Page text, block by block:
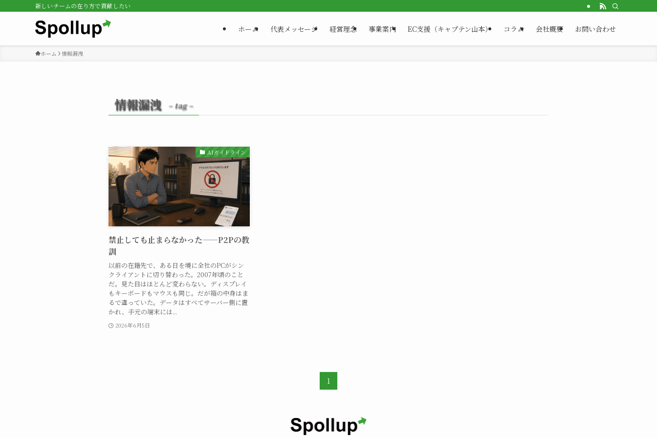
新しいチームの在り方で貢献したい
ホーム 代表メッセージ 経営理念 事業案内 EC支援（キャプテン山本） コラム 会社概要 お問い合わせ
ホーム 情報漏洩
情報漏洩 – tag –
AIガイドライン
禁止しても止まらなかった——P2Pの教
訓
以前の在籍先で、ある日を境に全社のPCがシン
クライアントに切り替わった。2007年頃のこと
だ。見た目はほとんど変わらない。ディスプレイ
もキーボードもマウスも同じ。だが箱の中身はま
るで違っていた。データはすべてサーバー側に置
かれ、手元の端末には...
2026年6月5日
1